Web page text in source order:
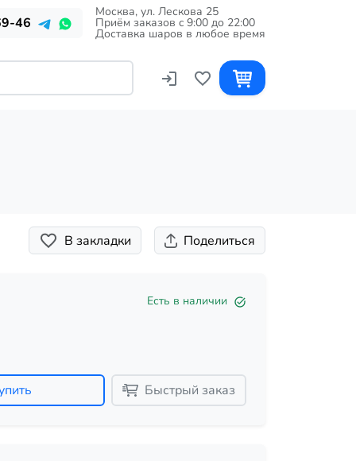
46
Москва, ул. Лескова 25
Приём заказов c 9:00 до 22:00
Доставка шаров в любое время
В закладки Поделиться
Есть в наличии
Быстрый заказ